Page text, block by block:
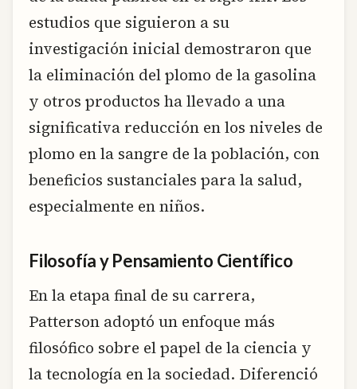
estudios que siguieron a su
investigación inicial demostraron que
la eliminación del plomo de la gasolina
y otros productos ha llevado a una
significativa reducción en los niveles de
plomo en la sangre de la población, con
beneficios sustanciales para la salud,
especialmente en niños.
Filosofía y Pensamiento Científico
En la etapa final de su carrera,
Patterson adoptó un enfoque más
filosófico sobre el papel de la ciencia y
la tecnología en la sociedad. Diferenció